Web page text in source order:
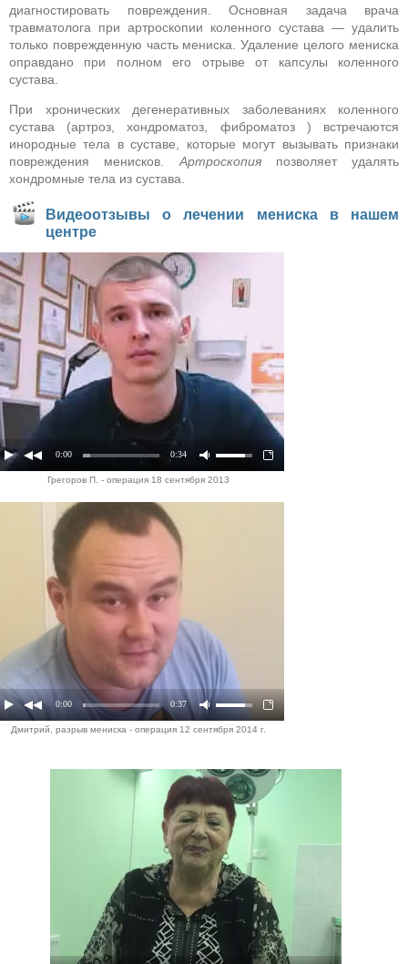
диагностировать повреждения. Основная задача врача
травматолога при артроскопии коленного сустава — удалить
только поврежденную часть мениска. Удаление целого мениска
оправдано при полном его отрыве от капсулы коленного
сустава.
При хронических дегенеративных заболеваниях коленного
сустава (артроз, хондроматоз, фиброматоз ) встречаются
инородные тела в суставе, которые могут вызывать признаки
повреждения менисков. Артроскопияпозволяет удалять
хондромные тела из сустава.
Видеоотзывы о лечении мениска в нашем
центре
0:00 0:34
Грегоров П. - операция 18 сентября 2013
0:00 0:37
Дмитрий, разрыв мениска - операция 12 сентября 2014 г.